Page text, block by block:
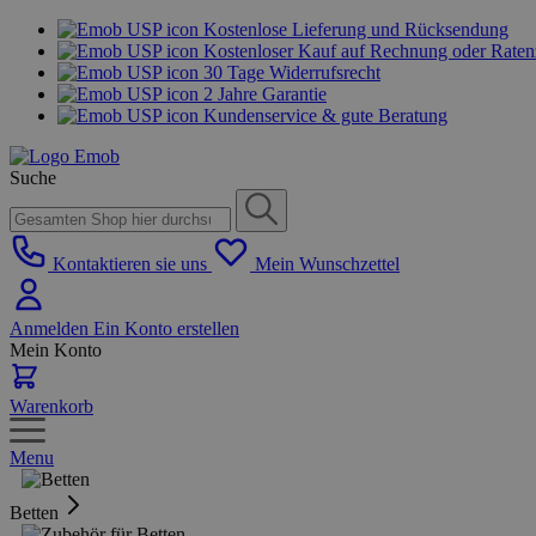
Kostenlose Lieferung und Rücksendung
Kostenloser Kauf auf Rechnung oder
30 Tage Widerrufsrecht
2 Jahre Garantie
Kundenservice & gute Beratung
Suche
Kontaktieren sie uns Mein Wunschzettel
Anmelden Ein Konto erstellen
Mein Konto
Warenkorb
Menu
Betten